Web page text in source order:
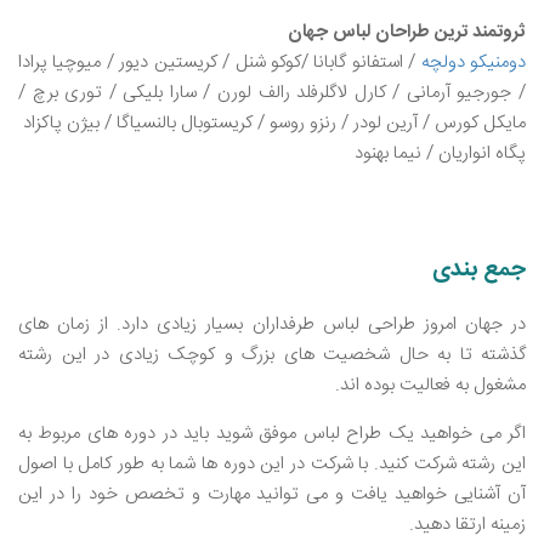
ثروتمند ترین طراحان لباس جهان
دومنیکو دولچه / استفانو گابانا /کوکو شنل / کریستین دیور / میوچیا پرادا
/ جورجیو آرمانی / کارل لاگلرفلد رالف لورن / سارا بلیکی / توری برچ /
مایکل کورس / آرین لودر / رنزو روسو / کریستوبال بالنسیاگا / بیژن پاکزاد
پگاه انواریان / نیما بهنود
جمع بندی
در جهان امروز طراحی لباس طرفداران بسیار زیادی دارد. از زمان‌ های
گذشته تا به حال شخصیت های بزرگ و کوچک زیادی در این رشته
مشغول به فعالیت بوده ‌اند.
اگر می ‌خواهید یک طراح لباس موفق شوید باید در دوره ‌های مربوط به
این رشته شرکت کنید. با شرکت در این دوره ‌ها شما به طور کامل با اصول
آن آشنایی خواهید یافت و می ‌توانید مهارت و تخصص خود را در این
زمینه ارتقا دهید.